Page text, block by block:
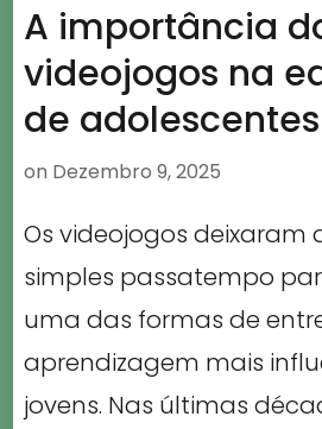
A importância
videojogos na
de adolescentes
on Dezembro 9, 2025
Os videojogos deixaram
simples passatempo
uma das formas de
aprendizagem mais
jovens. Nas últimas